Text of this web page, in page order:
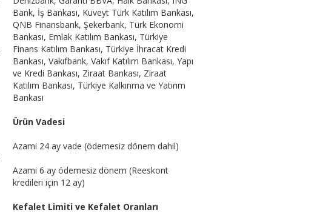
Bank, İş Bankası, Kuveyt Türk Katılım Bankası,
QNB Finansbank, Şekerbank, Türk Ekonomi
Bankası, Emlak Katılım Bankası, Türkiye
Finans Katılım Bankası, Türkiye İhracat Kredi
Bankası, Vakıfbank, Vakıf Katılım Bankası, Yapı
ve Kredi Bankası, Ziraat Bankası, Ziraat
Katılım Bankası, Türkiye Kalkınma ve Yatırım
Bankası
Ürün Vadesi
Azami 24 ay vade (ödemesiz dönem dahil)
Azami 6 ay ödemesiz dönem (Reeskont
kredileri için 12 ay)
Kefalet Limiti ve Kefalet Oranları